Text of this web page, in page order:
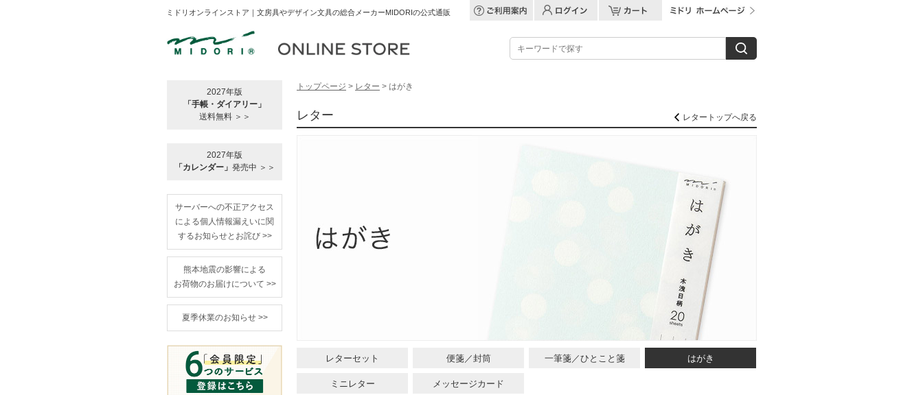
ミドリオンラインストア｜文房具やデザイン文具の総合メーカーMIDORIの公式通販
2027年版
「手帳・ダイアリー」
送料無料 ＞＞
2027年版
「カレンダー」 発売中 ＞＞
サーバーへの不正アクセス
による個人情報漏えいに関
するお知らせとお詫び >>
熊本地震の影響による
お荷物のお届けについて >>
夏季休業のお知らせ >>
トップページ > レター > はがき
レター レタートップへ戻る
レターセット 便箋／封筒 一筆箋／ひとこと箋 はがき
ミニレター メッセージカード